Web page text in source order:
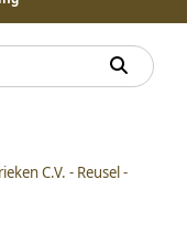
C.V. - Reusel -